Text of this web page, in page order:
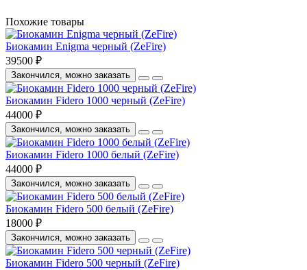
Похожие товары
Биокамин Enigma черный (ZeFire)
39500 ₽
Закончился, можно заказать
Биокамин Fidero 1000 черный (ZeFire)
44000 ₽
Закончился, можно заказать
Биокамин Fidero 1000 белый (ZeFire)
44000 ₽
Закончился, можно заказать
Биокамин Fidero 500 белый (ZeFire)
18000 ₽
Закончился, можно заказать
Биокамин Fidero 500 черный (ZeFire)